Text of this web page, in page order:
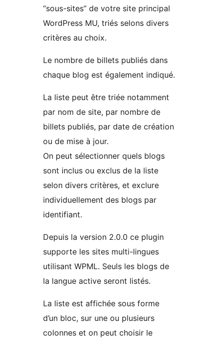
“sous-sites” de votre site principal
WordPress MU, triés selons divers
critères au choix.
Le nombre de billets publiés dans
chaque blog est également indiqué.
La liste peut être triée notamment
par nom de site, par nombre de
billets publiés, par date de création
ou de mise à jour.
On peut sélectionner quels blogs
sont inclus ou exclus de la liste
selon divers critères, et exclure
individuellement des blogs par
identifiant.
Depuis la version 2.0.0 ce plugin
supporte les sites multi-lingues
utilisant WPML. Seuls les blogs de
la langue active seront listés.
La liste est affichée sous forme
d’un bloc, sur une ou plusieurs
colonnes et on peut choisir le